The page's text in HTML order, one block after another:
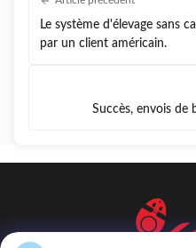
Le système d'élevage sans
par un client américain.
Succès, envois de